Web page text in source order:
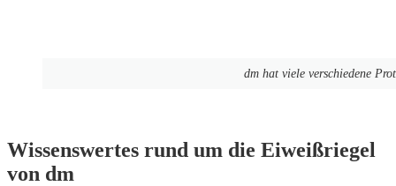
dm hat viele verschiedene
Wissenswertes rund um die Eiweißriegel
von dm